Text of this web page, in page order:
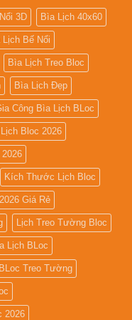
3D Bìa Lịch 40x60
Lịch Bế Nổi
Bìa Lịch Treo Bloc
Bìa Lịch Đẹp
Công Bìa Lịch BLoc
Bloc 2026
2026
Kích Thước Lịch Bloc
Giá Rẻ
Lịch Treo Tường Bloc
Lịch BLoc
Treo Tường
2026